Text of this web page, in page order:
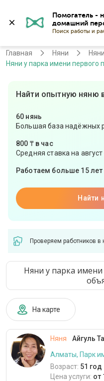
Помогатель -
Главная Няни
Няни у парка имени первого
Найти опытную няню
60 нянь
Большая база надёжных
800 ₸ в час
Средняя ставка на
Работаем больше 15 лет
Найти
Проверяем работников в
Няни у парка
На карте
Няня Айгуль
Алматы, Парк
Возраст: 51 год
Цена услуги: от